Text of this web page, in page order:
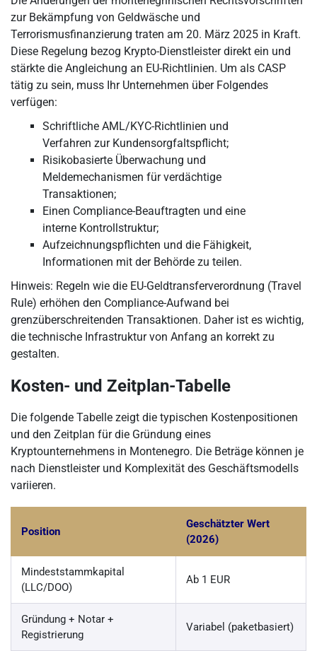
zur Bekämpfung von Geldwäsche und
Terrorismusfinanzierung traten am 20. März 2025 in Kraft.
Diese Regelung bezog Krypto-Dienstleister direkt ein und
stärkte die Angleichung an EU-Richtlinien. Um als CASP
tätig zu sein, muss Ihr Unternehmen über Folgendes
verfügen:
Schriftliche AML/KYC-Richtlinien und
Verfahren zur Kundensorgfaltspflicht;
Risikobasierte Überwachung und
Meldemechanismen für verdächtige
Transaktionen;
Einen Compliance-Beauftragten und eine
interne Kontrollstruktur;
Aufzeichnungspflichten und die Fähigkeit,
Informationen mit der Behörde zu teilen.
Hinweis: Regeln wie die EU-Geldtransferverordnung (Travel
Rule) erhöhen den Compliance-Aufwand bei
grenzüberschreitenden Transaktionen. Daher ist es wichtig,
die technische Infrastruktur von Anfang an korrekt zu
gestalten.
Kosten- und Zeitplan-Tabelle
Die folgende Tabelle zeigt die typischen Kostenpositionen
und den Zeitplan für die Gründung eines
Kryptounternehmens in Montenegro. Die Beträge können je
nach Dienstleister und Komplexität des Geschäftsmodells
variieren.
Position
Geschätzter Wert
(2026)
Mindeststammkapital
(LLC/DOO)
Ab 1 EUR
Gründung + Notar +
Registrierung
Variabel (paketbasiert)